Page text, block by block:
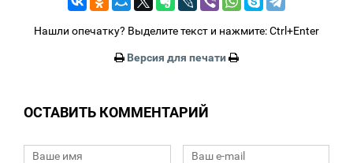
Нашли опечатку? Выделите текст и нажмите: Ctrl+Enter
Версия для печати
ОСТАВИТЬ КОММЕНТАРИЙ